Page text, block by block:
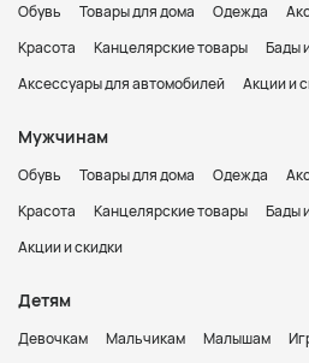
Обувь Товары для дома Одежда
Красота
Канцелярские товары
Бады
Аксессуары для автомобилей
Акции и
Мужчинам
Обувь Товары для дома Одежда
Красота
Канцелярские товары
Бады
Акции и скидки
Детям
Девочкам Мальчикам Малышам